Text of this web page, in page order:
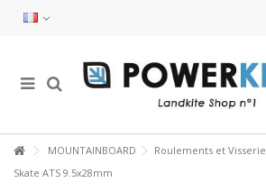
MOUNTAINBOARD Roulements et Visserie
Skate ATS 9.5x28mm